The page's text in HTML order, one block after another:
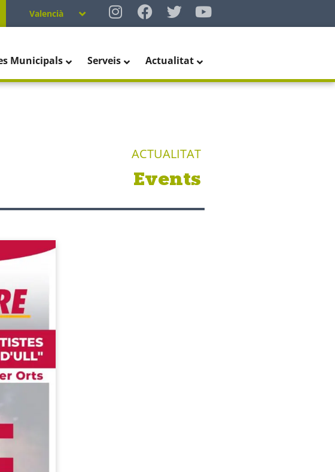
Valencià
Municipals Serveis Actualitat
ACTUALITAT
Events